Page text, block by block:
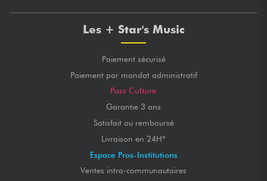
Les + Star's Music
Paiement sécurisé
Paiement par mandat administratif
Pass Culture
Garantie 3 ans
Satisfait ou remboursé
Livraison en 24H*
Espace Pros-Institutions
Ventes intra-communautaires